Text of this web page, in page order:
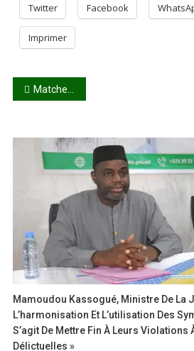
Twitter Facebook
Imprimer
Navigation
l’article
Matches amicaux : trois forfaits dans le rang des aigles
Mamoudou Kassogué, Ministre De La
L’harmonisation Et L’utilisation Des
S’agit De Mettre Fin À Leurs Violations
Délictuelles »